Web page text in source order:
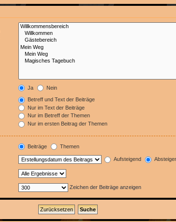
Ja Nein
Betreff und Text der Beiträge
Nur im Text der Beiträge
Nur im Betreff der Themen
Nur im ersten Beitrag der Themen
Beiträge Themen
Aufsteigend
Zeichen der Beiträge anzeigen